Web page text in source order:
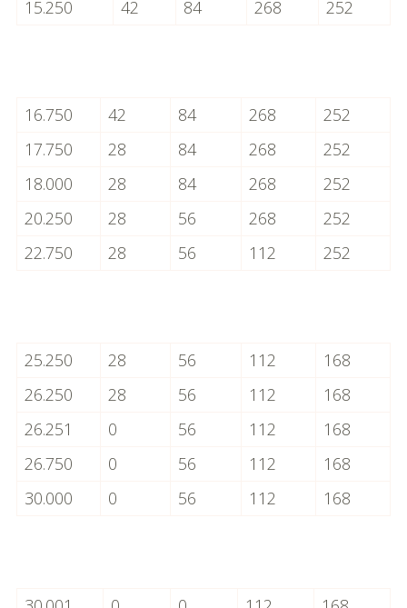
15.250
42 84 268 252
16.750 42 84 268
252
17.750
28 84 268
252
18.000
28 84 268
252
20.250
28 56 268
252
22.750
28 56 112 252
25.250 28 56 112
168
26.250
28 56 112
168
26.251
0 56 112
168
26.750
0 56 112
168
30.000
0 56 112 168